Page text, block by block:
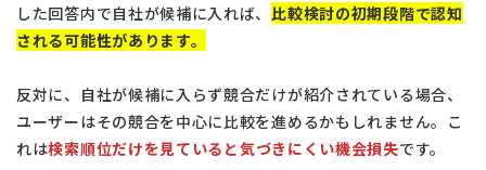
した回答内で自社が候補に入れば、 比較検討の初期段階で認知
される可能性があります。
反対に、自社が候補に入らず競合だけが紹介されている場合、
ユーザーはその競合を中心に比較を進めるかもしれません。こ
れは検索順位だけを見ていると気づきにくい機会損失です。